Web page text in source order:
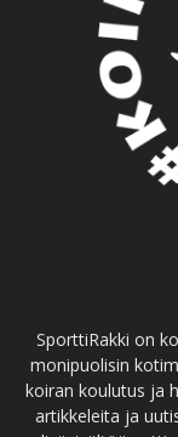
SporttiRakki on
monipuolisin
koiran koulutus ja
artikkeleita ja